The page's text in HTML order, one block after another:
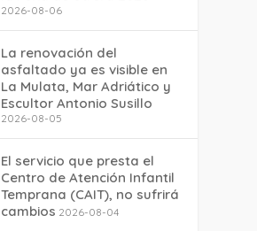
2026-08-06
La renovación del
asfaltado ya es visible en
La Mulata, Mar Adriático y
Escultor Antonio Susillo
2026-08-05
El servicio que presta el
Centro de Atención Infantil
Temprana (CAIT), no sufrirá
cambios 2026-08-04